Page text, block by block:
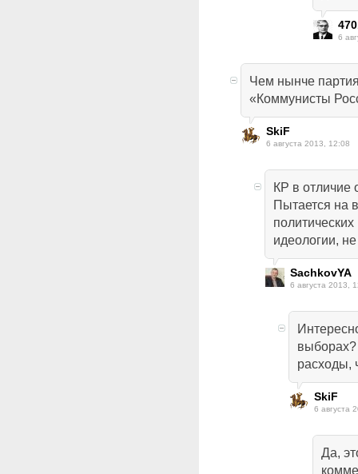
6
Чем нынче
«Коммунисты
SkiF
6 августа 2013, 12:08
КР в отличие
Пытается на
идеологии, не
SachkovYA
6 августа 2013,
выборах?
расходы,
SkiF
6 августа
Да,